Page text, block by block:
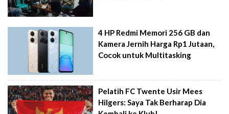
4 HP Redmi Memori 256 GB dan
Kamera Jernih Harga Rp1 Jutaan,
Cocok untuk Multitasking
Pelatih FC Twente Usir Mees
Hilgers: Saya Tak Berharap Dia